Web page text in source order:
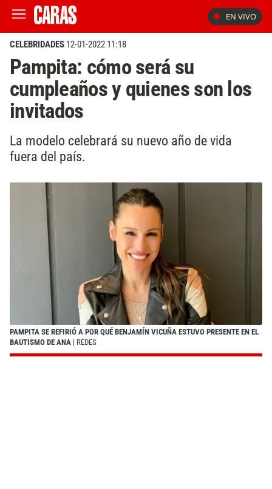
EN VIVO
CELEBRIDADES 12-01-2022 11:18
Pampita: cómo será su
cumpleaños y quienes son los
invitados
La modelo celebrará su nuevo año de vida
fuera del país.
PAMPITA SE REFIRIÓ A POR QUÉ BENJAMÍN VICUÑA ESTUVO PRESENTE EN EL
BAUTISMO DE ANA | REDES